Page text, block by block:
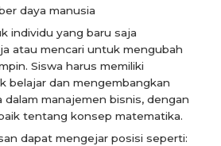
daya manusia
individu yang baru saja
atau mencari untuk mengubah
Siswa harus memiliki
belajar dan mengembangkan
dalam manajemen bisnis, dengan
tentang konsep matematika.
dapat mengejar posisi seperti: